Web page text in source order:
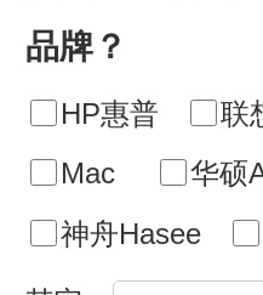
品牌？
HP惠普 联
Mac
华硕
神舟Hasee